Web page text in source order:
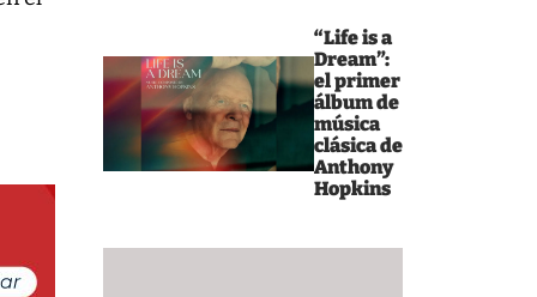
“Life is a
Dream”:
el primer
álbum de
música
clásica de
Anthony
Hopkins